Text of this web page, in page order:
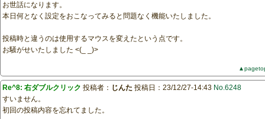
お世話になります。
本日何となく設定をおこなってみると問題なく機能いたしました。
投稿時と違うのは使用するマウスを変えたという点です。
お騒がせいたしました <(_ _)>
Re^8: 右ダブルクリック 投稿者： じんた 投稿日：23/12/27-14:43 No.6248
すいません。
初回の投稿内容を忘れてました。